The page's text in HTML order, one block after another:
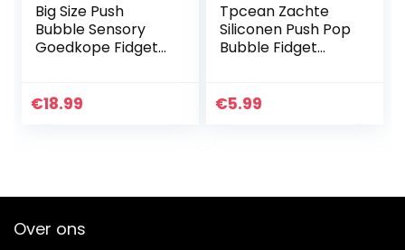
Big Size Push
Bubble Sensory
Goedkope Fidget
(Kleurrijke
€18.99
Tpcean Zachte
Siliconen Push Pop
Bubble Fidget
Bubble Poppet
€5.99
Over ons